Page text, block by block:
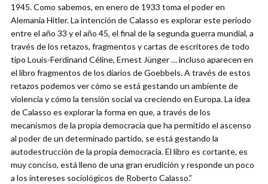
1945. Como sabemos, en enero de 1933 toma el poder en
Alemania Hitler. La intención de Calasso es explorar este periodo
entre el año 33 y el año 45, el final de la segunda guerra mundial, a
través de los retazos, fragmentos y cartas de escritores de todo
tipo Louis-Ferdinand Céline, Ernest Jünger … incluso aparecen en
el libro fragmentos de los diarios de Goebbels. A través de estos
retazos podemos ver cómo se está gestando un ambiente de
violencia y cómo la tensión social va creciendo en Europa. La idea
de Calasso es explorar la forma en que, a través de los
mecanismos de la propia democracia que ha permitido el ascenso
al poder de un determinado partido, se está gestando la
autodestrucción de la propia democracia. El libro es cortante, es
muy conciso, está lleno de una gran erudición y responde un poco
a los intereses sociológicos de Roberto Calasso.”